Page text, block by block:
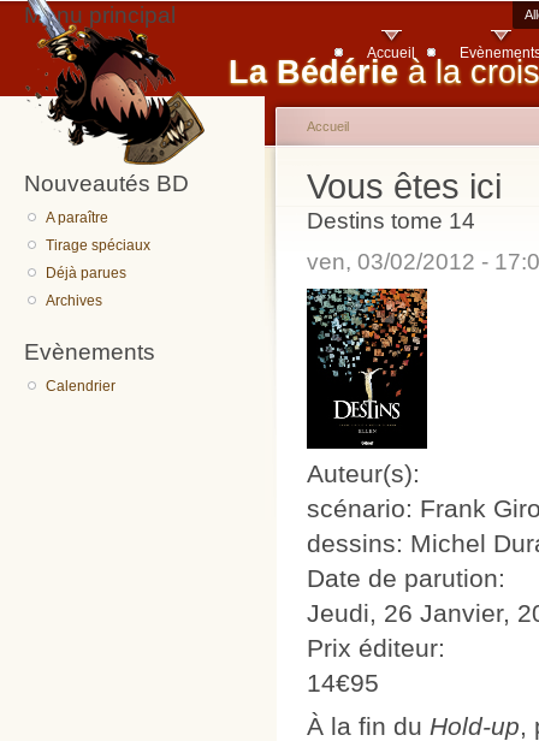
La Bédérie à la
Menu principal
Accueil
Nouveautés BD
A paraître
Tirage spéciaux
Déjà parues
Archives
Evènements
Calendrier
Vous êtes ici
Accueil
Destins tome 14
ven, 03/02/2012 -
Auteur(s):
scénario: Frank
dessins: Michel
Date de parution:
Jeudi, 26 Janvier,
Prix éditeur:
14€95
À la fin du Hold-up,